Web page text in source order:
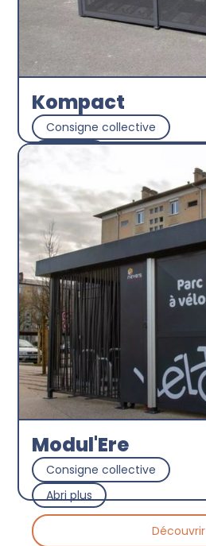
Kompact
Consigne collective
Découvrir
Modul'Ere
Consigne collective
Abri plus
Découvrir